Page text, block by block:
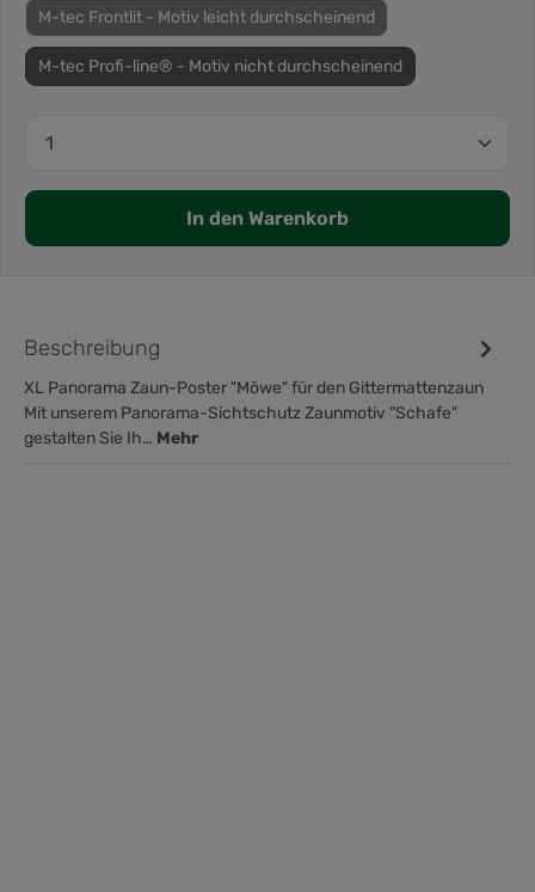
M-tec Frontlit - Motiv leicht durchscheinend
M-tec Profi-line® - Motiv nicht durchscheinend
In den Warenkorb
Beschreibung
XL Panorama Zaun-Poster "Möwe" für den Gittermattenzaun
Mit unserem Panorama-Sichtschutz Zaunmotiv "Schafe"
gestalten Sie Ih… Mehr